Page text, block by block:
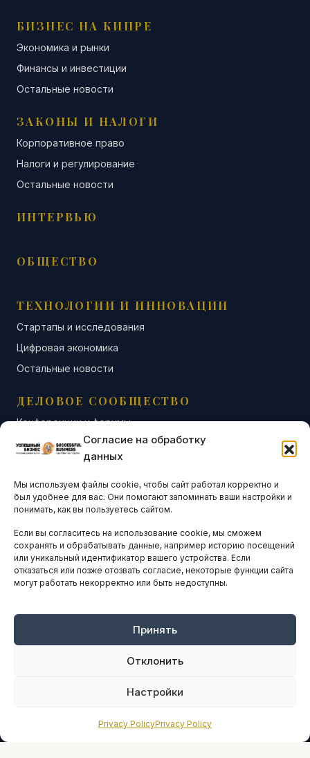
Согласие на обработку
данных
Мы используем файлы cookie, чтобы сайт работал корректно и
был удобнее для вас. Они помогают запоминать ваши настройки и
понимать, как вы пользуетесь сайтом.
Если вы согласитесь на использование cookie, мы сможем
сохранять и обрабатывать данные, например историю посещений
или уникальный идентификатор вашего устройства. Если
отказаться или позже отозвать согласие, некоторые функции сайта
могут работать некорректно или быть недоступны.
Принять
Отклонить
Настройки
Privacy PolicyPrivacy Policy
БИЗНЕС НА КИПРЕ
Экономика и рынки
Финансы и инвестиции
Остальные новости
ЗАКОНЫ И НАЛОГИ
Корпоративное право
Налоги и регулирование
Остальные новости
ИНТЕРВЬЮ
ОБЩЕСТВО
ТЕХНОЛОГИИ И ИННОВАЦИИ
Стартапы и исследования
Цифровая экономика
Остальные новости
ДЕЛОВОЕ СООБЩЕСТВО
Конференции и форумы
Бизнес-клубы и ассоциации
Остальные новости
АНАЛИТИКА И СТАТИСТИКА
ARTICLES IN ENGLISH
НАВИГАЦИЯ
Оплата онлайн